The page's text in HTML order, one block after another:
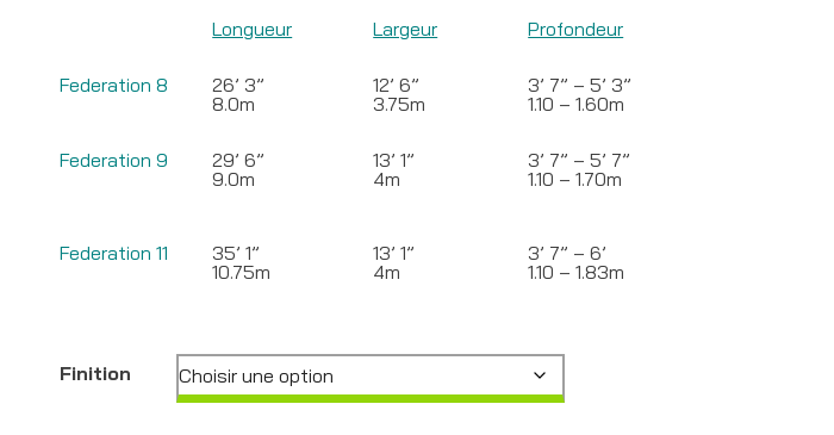
Longueur Largeur Profondeur
Federation 8
26’ 3”
8.0m
12’ 6”
3.75m
3’ 7” – 5’ 3”
1.10 – 1.60m
Federation 9
29’ 6”
9.0m
13’ 1”
4m
3’ 7” – 5’ 7”
1.10 – 1.70m
Federation 11
35’ 1”
10.75m
13’ 1”
4m
3’ 7” – 6’
1.10 – 1.83m
Finition